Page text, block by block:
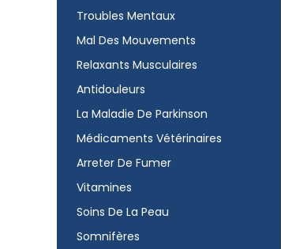
Troubles Mentaux
Mal Des Mouvements
Relaxants Musculaires
Antidouleurs
La Maladie De Parkinson
Médicaments Vétérinaires
Arreter De Fumer
Vitamines
Soins De La Peau
Somnifères